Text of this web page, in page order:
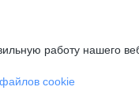
работу нашего
cookie